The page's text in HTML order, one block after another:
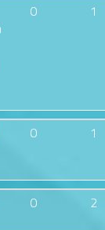
0 1
0 1
0 2